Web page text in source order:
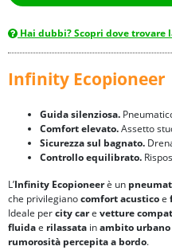
Hai dubbi? Scopri dove trovare
Infinity Ecopioneer
Guida silenziosa.
Comfort elevato.Assetto
Sicurezza sul bagnato.
Controllo equilibrato.
L’Infinity Ecopioneerè un
che privilegianocomfort acusticoe
Ideale percity care vetture
fluidae rilassata inambito urbano
rumorosità percepita a bordo.